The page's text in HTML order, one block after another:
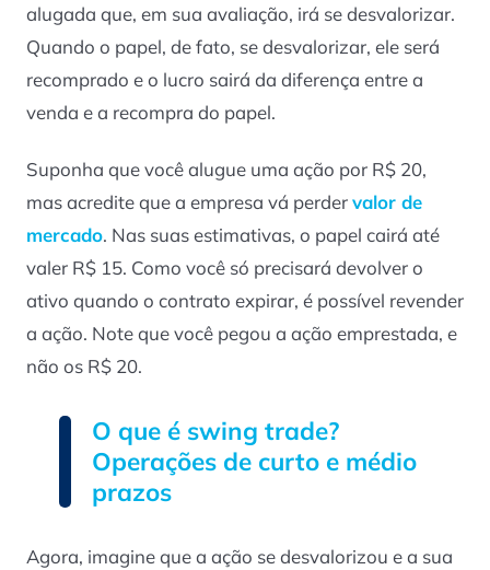
alugada que, em sua avaliação, irá se desvalorizar.
Quando o papel, de fato, se desvalorizar, ele será
recomprado e o lucro sairá da diferença entre a
venda e a recompra do papel.
Suponha que você alugue uma ação por R$ 20,
mas acredite que a empresa vá perdervalor de
mercado. Nas suas estimativas, o papel cairá até
valer R$ 15. Como você só precisará devolver o
ativo quando o contrato expirar, é possível revender
a ação. Note que você pegou a ação emprestada, e
não os R$ 20.
O que é swing trade?
Operações de curto e médio
prazos
Agora, imagine que a ação se desvalorizou e a sua